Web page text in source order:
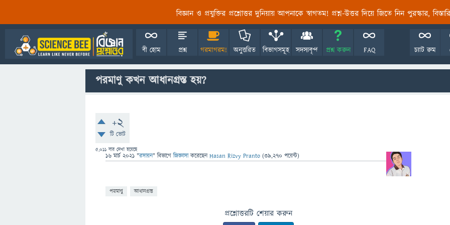
বিজ্ঞান ও প্রযুক্তির প্রশ্নোত্তর দুনিয়ায় আপনাকে স্বাগতম! প্রশ্ন-উত্তর দিয়ে জিতে নিন পুরস্কার,
বী হোম প্রশ্ন গরমাগরম! অনুত্তরিত বিভাগসমূহ সদস্যবৃন্দ প্রশ্ন করুন FAQ চ্যাট রুম
পরমাণু কখন আধানগ্রস্ত হয়?
+2
টি ভোট
5,011 বার দেখা হয়েছে
16 মার্চ 2021 "রসায়ন" বিভাগে জিজ্ঞাসাকরেছেনHasan Rizvy Pranto (39,270 পয়েন্ট)
পরমাণু আধানগ্রস্ত
প্রশ্নোত্তরটি শেয়ার করুন